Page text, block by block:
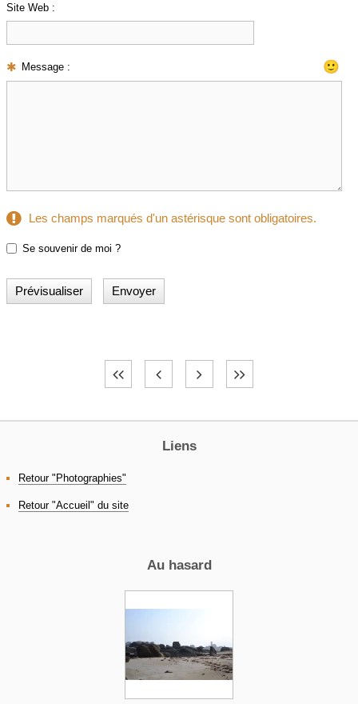
Site Web :
Message : 🙂
Les champs marqués d'un astérisque sont obligatoires.
Se souvenir de moi ?
Liens
Retour "Photographies"
Retour "Accueil" du site
Au hasard